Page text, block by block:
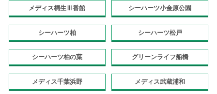
メディス桐生Ⅲ番館 シーハーツ小金原公園
シーハーツ柏 シーハーツ松戸
シーハーツ柏の葉 グリーンライフ船橋
メディス千葉浜野 メディス武蔵浦和